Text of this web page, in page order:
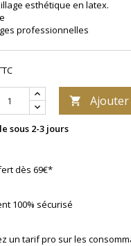
esthétique en latex.
professionnelles

sous 2-3 jours
dès 69€*
100% sécurisé
un tarif pro sur les